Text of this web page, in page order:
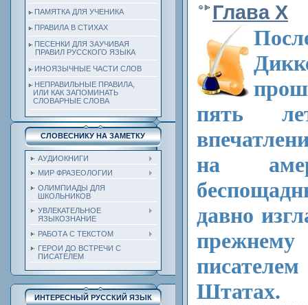
ПАМЯТКА ДЛЯ УЧЕНИКА
ПРАВИЛА В СТИХАХ
ПЕСЕНКИ ДЛЯ ЗАУЧИВАЯ
ПРАВИЛ РУССКОГО ЯЗЫКА
ИНОЯЗЫЧНЫЕ ЧАСТИ СЛОВ
НЕПРАВИЛЬНЫЕ ПРАВИЛА,
ИЛИ КАК ЗАПОМИНАТЬ
СЛОВАРНЫЕ СЛОВА
СЛОВЕСНИКУ НА ЗАМЕТКУ
АУДИОКНИГИ
МИР ФРАЗЕОЛОГИИ
ОЛИМПИАДЫ ДЛЯ
ШКОЛЬНИКОВ
УВЛЕКАТЕЛЬНОЕ
ЯЗЫКОЗНАНИЕ
РАБОТА С ТЕКСТОМ
ГЕРОИ ДО ВСТРЕЧИ С
ПИСАТЕЛЕМ
ИНТЕРЕСНЫЙ РУССКИЙ ЯЗЫК
Глава X
пять
на
давно
Штатах.